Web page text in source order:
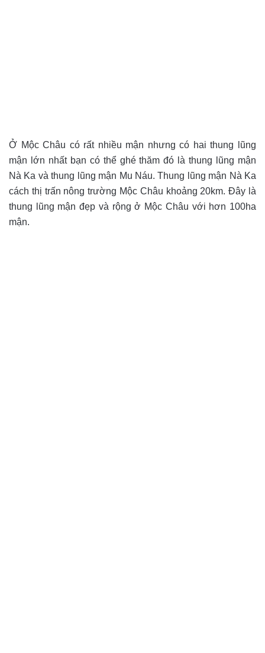
Ở Mộc Châu có rất nhiều mận nhưng có hai thung lũng
mận lớn nhất bạn có thể ghé thăm đó là thung lũng mận
Nà Ka và thung lũng mận Mu Náu. Thung lũng mận Nà Ka
cách thị trấn nông trường Mộc Châu khoảng 20km. Đây là
thung lũng mận đẹp và rộng ở Mộc Châu với hơn 100ha
mận.